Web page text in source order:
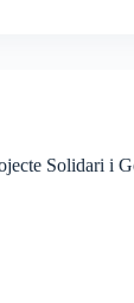
Solidari i